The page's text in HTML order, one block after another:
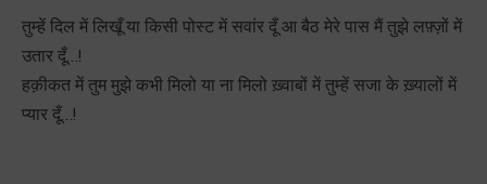
तुम्हें दिल में लिखूँ या किसी पोस्ट में सवांर दूँ आ बैठ मेरे पास मैं तुझे लफ़्ज़ों में
उतार दूँ…!
हक़ीकत में तुम मुझे कभी मिलो या ना मिलो ख़्वाबों में तुम्हें सजा के ख़्यालों में
प्यार दूँ…!